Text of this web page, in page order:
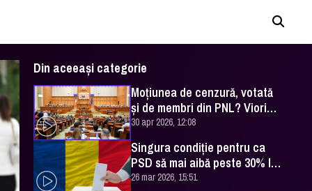
Din aceeași categorie
Moţiunea de cenzură, votată
şi de membri din PNL? Viorica
Dăncilă spune ce se întâmplă
30 apr 2026, 12:08
Singura condiţie pentru ca
PSD să mai aibă peste 30% la
alegeri
26 mar 2026, 15:51